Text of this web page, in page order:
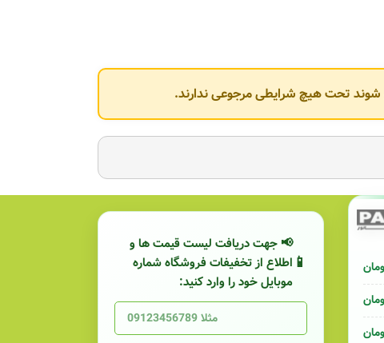
شوند تحت هیچ شرایطی مرجوعی ندارند.
📢 جهت دریافت لیست قیمت ها و
اطلاع از تخفیفات فروشگاه شماره
موبایل خود را وارد کنید: